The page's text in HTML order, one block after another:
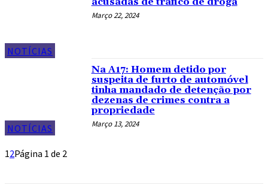
NOTÍCIAS
Março 22, 2024
NOTÍCIAS
Na A17: Homem detido por
suspeita de furto de automóvel
tinha mandado de detenção por
dezenas de crimes contra a
propriedade
Março 13, 2024
12Página 1 de 2